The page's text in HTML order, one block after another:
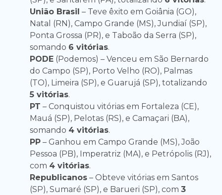
União Brasil – Teve êxito em Goiânia (GO),
Natal (RN), Campo Grande (MS), Jundiaí (SP),
Ponta Grossa (PR), e Taboão da Serra (SP),
somando 6 vitórias.
PODE (Podemos) – Venceu em São Bernardo
do Campo (SP), Porto Velho (RO), Palmas
(TO), Limeira (SP), e Guarujá (SP), totalizando
5 vitórias.
PT – Conquistou vitórias em Fortaleza (CE),
Mauá (SP), Pelotas (RS), e Camaçari (BA),
somando 4 vitórias.
PP – Ganhou em Campo Grande (MS), João
Pessoa (PB), Imperatriz (MA), e Petrópolis (RJ),
com 4 vitórias.
Republicanos – Obteve vitórias em Santos
(SP), Sumaré (SP), e Barueri (SP), com 3